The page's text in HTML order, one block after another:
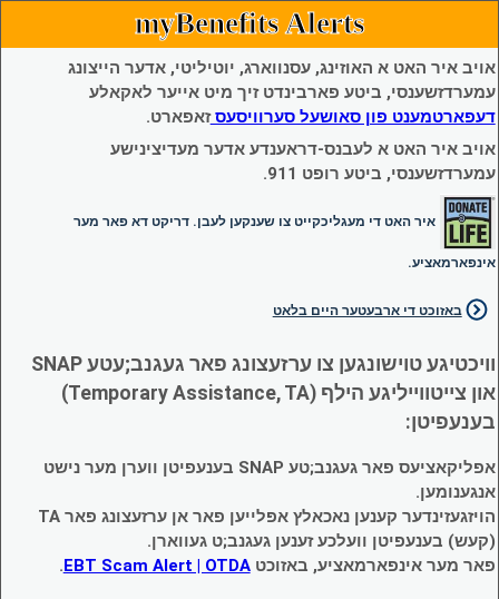
myBenefits Alerts
אויב איר האט א האוזינג, עסנווארג, יוטיליטי, אדער הייצונג
עמערדזשענסי, ביטע פארבינדט זיך מיט אייער לאקאלע
דעפארטמענט פון סאושעל סערוויסעסזאפארט.
אויב איר האט א לעבנס-דראענדע אדער מעדיצינישע
עמערדזשענסי, ביטע רופט 911.
איר האט די מעגליכקייט צו שענקען לעבן. דריקט דא פאר מער
אינפארמאציע.
באזוכט די ארבעטער היים בלאט
וויכטיגע טוישונגען צו ערזעצונג פאר געגנב;עטע SNAP
און צייטווייליגע הילף (Temporary Assistance, TA)
בענעפיטן:
אפליקאציעס פאר געגנב;טע SNAP בענעפיטן ווערן מער נישט
אנגענומען.
הויזגעזינדער קענען נאכאלץ אפּלייען פאר אן ערזעצונג פאר TA
(קעש) בענעפיטן וועלכע זענען געגנב;ט געווארן.
פאר מער אינפארמאציע, באזוכטEBT Scam Alert | OTDA
.